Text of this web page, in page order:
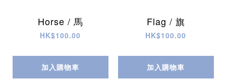
Horse / 馬
HK$100.00
加入購物車
Flag / 旗
HK$100.00
加入購物車